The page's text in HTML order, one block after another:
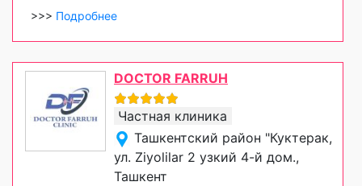
>>> Подробнее
DOCTOR FARRUH
Частная клиника
Ташкентский район "Куктерак,
ул. Ziyolilar 2 узкий 4-й дом.,
Ташкент